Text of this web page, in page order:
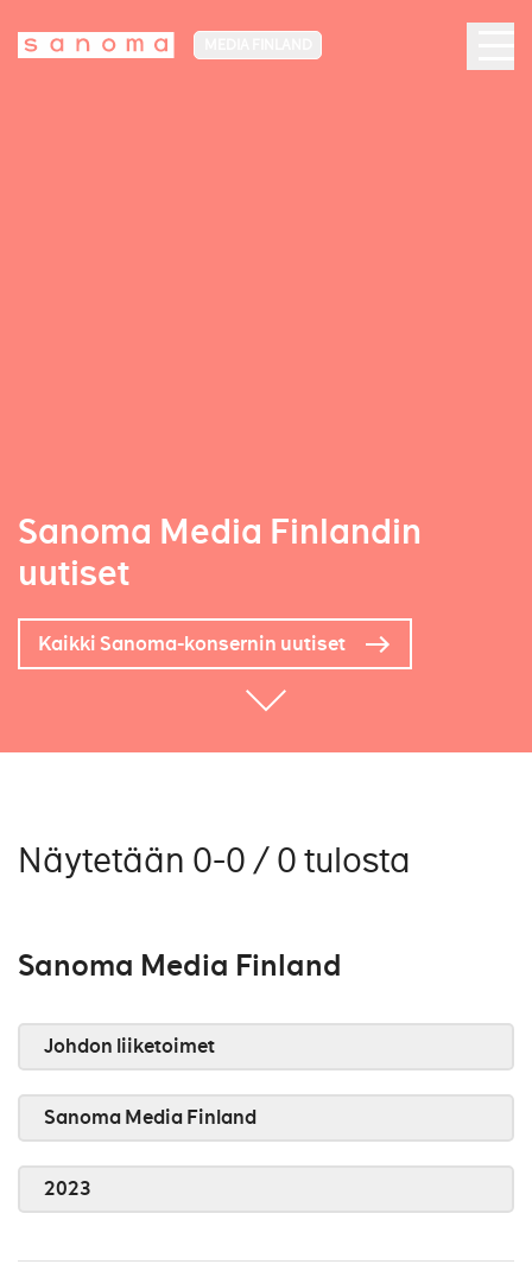
Sanoma Media Finlandin
uutiset
Kaikki Sanoma-konsernin uutiset
Näytetään 0-0 / 0 tulosta
Sanoma Media Finland
Johdon liiketoimet
Sanoma Media Finland
2023